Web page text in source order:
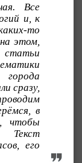
Все
и, к
то
этом,
сразу,
в
чтобы
Текст
его